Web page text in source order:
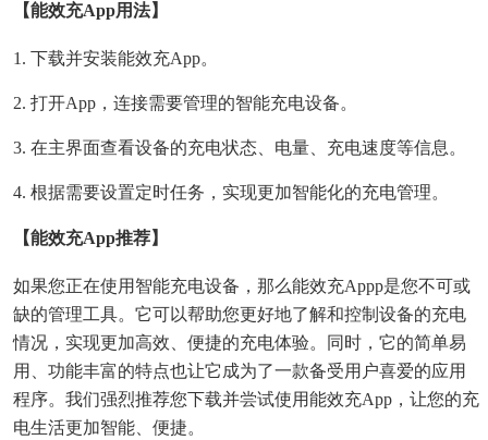
【能效充app用法】
1. 下载并安装能效充app。
2. 打开app，连接需要管理的智能充电设备。
3. 在主界面查看设备的充电状态、电量、充电速度等信息。
4. 根据需要设置定时任务，实现更加智能化的充电管理。
【能效充app推荐】
如果您正在使用智能充电设备，那么能效充appp是您不可或
缺的管理工具。它可以帮助您更好地了解和控制设备的充电
情况，实现更加高效、便捷的充电体验。同时，它的简单易
用、功能丰富的特点也让它成为了一款备受用户喜爱的应用
程序。我们强烈推荐您下载并尝试使用能效充app，让您的充
电生活更加智能、便捷。